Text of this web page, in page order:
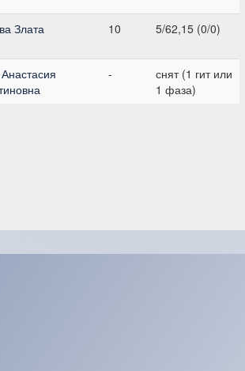
Злата 10 5/62,15 (0/0)
-
снят (1 гит или
1 фаза)